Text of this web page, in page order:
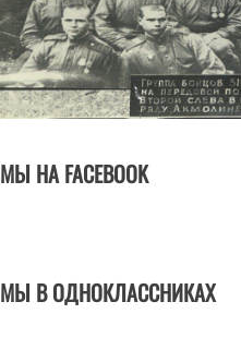
МЫ НА FACEBOOK
МЫ В ОДНОКЛАССНИКАХ